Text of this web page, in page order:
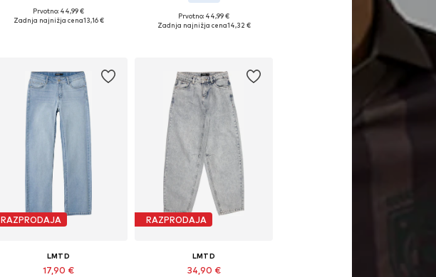
Razpoložljive velikosti: 128
Prvotno: 44,99 €
Zadnja najnižja cena13,16 €
Prvotno: 44,99 €
Zadnja najnižja cena14,32 €
RAZPRODAJA
LMTD
17,90 €
RAZPRODAJA
LMTD
34,90 €